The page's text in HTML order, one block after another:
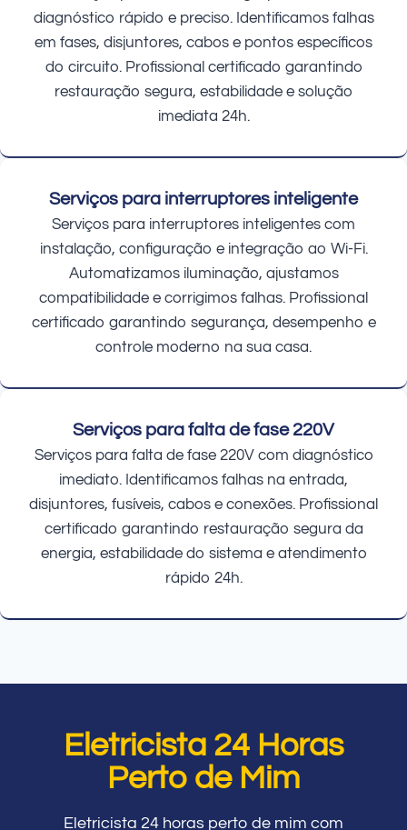
diagnóstico rápido e preciso. Identificamos falhas
em fases, disjuntores, cabos e pontos específicos
do circuito. Profissional certificado garantindo
restauração segura, estabilidade e solução
imediata 24h.
Serviços para interruptores inteligente
Serviços para interruptores inteligentes com
instalação, configuração e integração ao Wi-Fi.
Automatizamos iluminação, ajustamos
compatibilidade e corrigimos falhas. Profissional
certificado garantindo segurança, desempenho e
controle moderno na sua casa.
Serviços para falta de fase 220V
Serviços para falta de fase 220V com diagnóstico
imediato. Identificamos falhas na entrada,
disjuntores, fusíveis, cabos e conexões. Profissional
certificado garantindo restauração segura da
energia, estabilidade do sistema e atendimento
rápido 24h.
Eletricista 24 Horas
Perto de Mim
Eletricista 24 horas perto de mim com